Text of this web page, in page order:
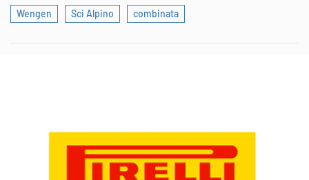
Wengen Sci Alpino combinata